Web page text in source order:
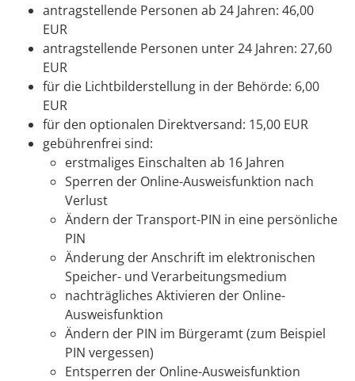
antragstellende Personen ab 24 Jahren: 46,00
EUR
antragstellende Personen unter 24 Jahren: 27,60
EUR
für die Lichtbilderstellung in der Behörde: 6,00
EUR
für den optionalen Direktversand: 15,00 EUR
gebührenfrei sind:
erstmaliges Einschalten ab 16 Jahren
Sperren der Online-Ausweisfunktion nach
Verlust
Ändern der Transport-PIN in eine persönliche
PIN
Änderung der Anschrift im elektronischen
Speicher- und Verarbeitungsmedium
nachträgliches Aktivieren der Online-
Ausweisfunktion
Ändern der PIN im Bürgeramt (zum Beispiel
PIN vergessen)
Entsperren der Online-Ausweisfunktion